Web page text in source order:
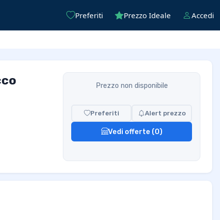
Preferiti Prezzo Ideale Accedi
Prezzo non disponibile
Preferiti Alert prezzo
Vedi offerte (0)